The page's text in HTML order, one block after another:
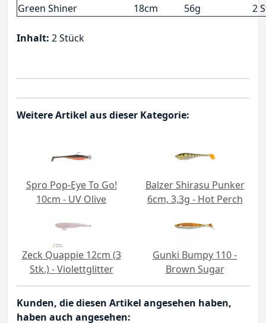
Green Shiner
18cm 56g 2
Inhalt: 2 Stück
Weitere Artikel aus dieser Kategorie:
Spro Pop-Eye To Go!
10cm - UV Olive
Balzer Shirasu Punker
6cm, 3,3g - Hot Perch
Zeck Quappie 12cm (3
Stk.) - Violettglitter
Gunki Bumpy 110 -
Brown Sugar
Kunden, die diesen Artikel angesehen haben,
haben auch angesehen: